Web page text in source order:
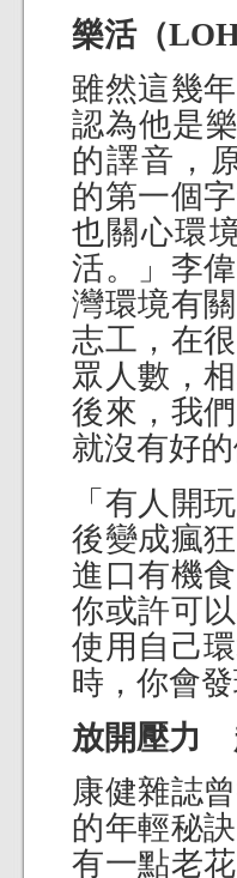
樂活（
雖然這幾
認為他是
的譯音，
的第一個
也關心環
活。」李
灣環境有
志工，在
眾人數，
後來，我
就沒有好的
「有人開
後變成瘋
進口有機
你或許可
使用自己
時，你會
放開壓力
康健雜誌
的年輕秘
有一點老